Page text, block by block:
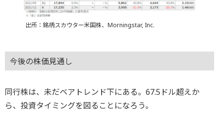
出所：銘柄スカウター米国株、Morningstar, Inc.
今後の株価見通し
同行株は、未だベアトレンド下にある。67.5ドル超えか
ら、投資タイミングを図ることになろう。